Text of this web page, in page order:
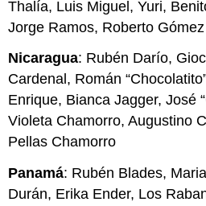
Thalía, Luis Miguel, Yuri,
Jorge Ramos, Roberto
Nicaragua: Rubén Darío,
Cardenal, Román
Enrique, Bianca Jagger, José
Violeta Chamorro, Augustino
Pellas Chamorro
Panamá: Rubén Blades,
Durán, Erika Ender, Los